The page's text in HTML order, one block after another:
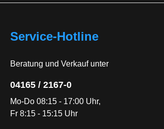
Service-Hotline
Beratung und Verkauf unter
04165 / 2167-0
Mo-Do 08:15 - 17:00 Uhr,
Fr 8:15 - 15:15 Uhr